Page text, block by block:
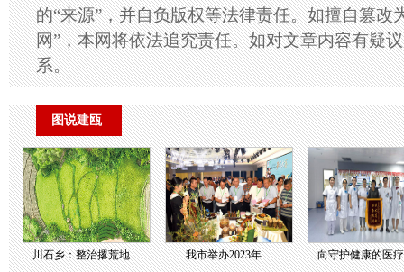
的“来源”，并自负版权等法律责任。如擅自篡改
网”，本网将依法追究责任。如对文章内容有疑
系。
图说建瓯
川石乡：整治撂荒地 ... 我市举办2023年 ... 向守护健康的医